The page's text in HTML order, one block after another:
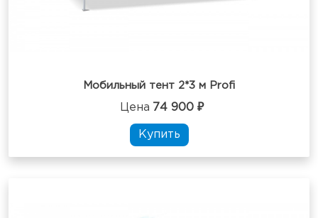
Мобильный тент 2*3 м Profi
Цена 74 900 ₽
Купить